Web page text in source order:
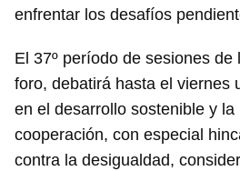
enfrentar los desafíos
El 37º período de sesiones de
foro, debatirá hasta el viernes
en el desarrollo sostenible y
cooperación, con especial
contra la desigualdad,